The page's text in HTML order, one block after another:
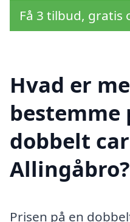
Få 3 tilbud,
Hvad er
bestemme
dobbelt
Allingåbro?
Prisen på en